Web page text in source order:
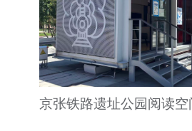
京张铁路遗址公园阅读空